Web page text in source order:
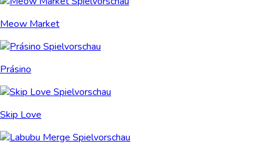
Meow Market
Prásino
Skip Love